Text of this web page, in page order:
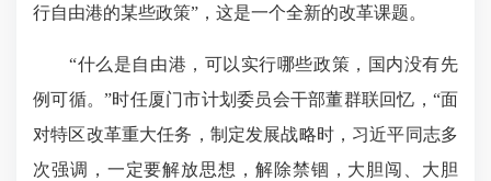
行自由港的某些政策”，这是一个全新的改革课题。
“什么是自由港，可以实行哪些政策，国内没有先
例可循。”时任厦门市计划委员会干部董群联回忆，“面
对特区改革重大任务，制定发展战略时，习近平同志多
次强调，一定要解放思想，解除禁锢，大胆闯、大胆